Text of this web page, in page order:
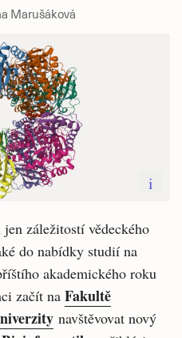
Marušáková
i
záležitostí vědeckého
do nabídky studií na
akademického roku
začít na Fakultě
navštěvovat nový